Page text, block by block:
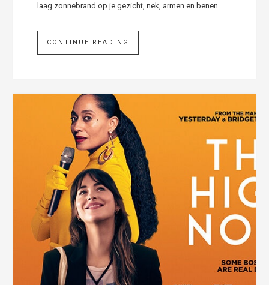
laag zonnebrand op je gezicht, nek, armen en benen
CONTINUE READING